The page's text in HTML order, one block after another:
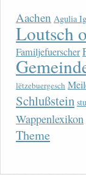
Aachen Agulia
Loutsch
Familjefuerscher
lëtzebuergesch
Schlußstein
Wappenlexikon
Theme